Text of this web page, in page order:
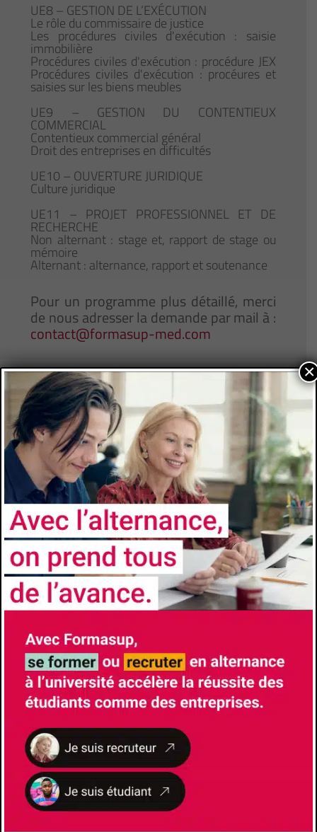
UE8 – GESTION DE L’EXÉCUTION
Le rôle du commissaire de justice
Les procédures civiles d'exécution : saisie
immobilière
Procédures civiles d'exécution : procédure JEX
Procédures civiles d'exécution : procéures et
saisies sur les biens meubles
UE9 – GESTION DU CONTENTIEUX
COMMERCIAL
Contentieux commercial général
Droit des entreprises en difficultés
UE10 – OUVERTURE JURIDIQUE
Culture juridique
UE11 – PROJET PROFESSIONNEL ET DE
RECHERCHE
Non alternant : stage et, rapport de stage ou
mémoire
Alternant : alternance, rapport et soutenance
Pour un programme plus détaillé, merci
de nous adresser la demande par mail à :
contact@formasup-med.com
ADMISSION
Niveau d’accès
3e année
Prérequis
Le parcours gestion des contentieux privés est
ouvert aux titulaires : d'un master 1 de droit
privé ou d'un diplôme jugé équivalent ou
justifiant d'une pratique professionnelle de
connaissances juridiques possibilités de VAE
(validation des acquis de l’expérience) et de
VAP (validation des acquis professionnels)
Comment candidater
https://univ-cotedazur.fr/formation/offre-de-
Les avantages de l'alternance
Formation à l’école et formation chez
l’employeur- Insertion professionnelle accrue
à l’issue du diplôme- Diplôme Universitaires
reconnus et visés par l’État
×